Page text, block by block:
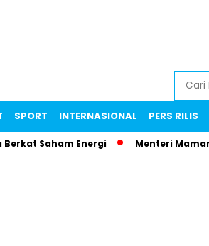
SPORT INTERNASIONAL PERS RILIS
Energi Menteri Maman